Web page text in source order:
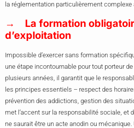
la réglementation particulièrement complexe
La formation
d’exploitation
Impossible d’exercer sans formation
une étape incontournable pour tout porteur
plusieurs années, il garantit que le
les principes essentiels – respect des
prévention des addictions, gestion des
met l’accent sur la responsabilité sociale, et
ne saurait être un acte anodin ou